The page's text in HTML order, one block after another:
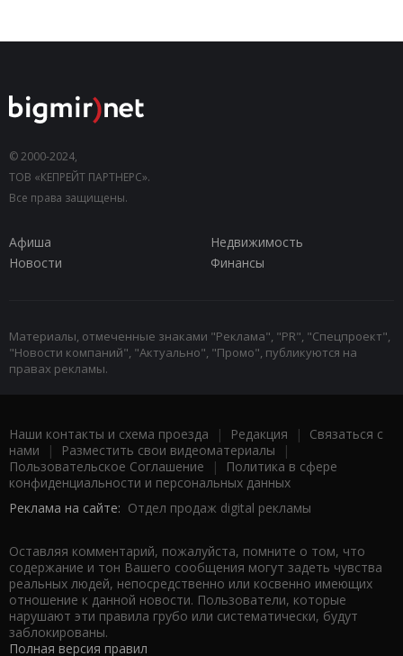
© 2000-2024,
ТОВ «КЕПРЕЙТ ПАРТНЕРС».
Все права защищены.
Афиша
Недвижимость
Новости
Финансы
Материалы, отмеченные знаками "Реклама", "PR", "Спецпроект",
"Новости компаний", "Актуально", "Промо", публикуются на
правах рекламы.
Наши контакты и схема проезда | Редакция | Связаться с
нами | Разместить свои видеоматериалы |
Пользовательское Соглашение |
Политика в сфере
конфиденциальности и персональных данных
Реклама на сайте: Отдел продаж digital рекламы
Оставляя комментарий, пожалуйста, помните о том, что
содержание и тон Вашего сообщения могут задеть чувства
реальных людей, непосредственно или косвенно имеющих
отношение к данной новости. Пользователи, которые
нарушают эти правила грубо или систематически, будут
заблокированы.
Полная версия правил